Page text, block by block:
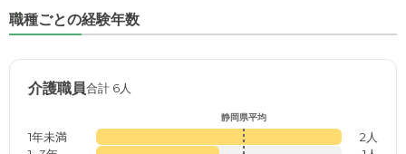
職種ごとの経験年数
介護職員合計 6人
静岡県平均
1年未満
2人